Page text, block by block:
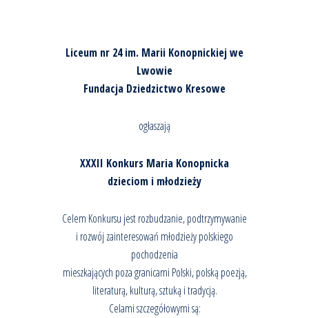
Liceum nr 24 im. Marii Konopnickiej we
Lwowie
Fundacja Dziedzictwo Kresowe
ogłaszają
XXXII Konkurs Maria Konopnicka
dzieciom i młodzieży
Celem Konkursu jest rozbudzanie, podtrzymywanie
i rozwój zainteresowań młodzieży polskiego
pochodzenia
mieszkających poza granicami Polski, polską poezją,
literaturą, kulturą, sztuką i tradycją.
Celami szczegółowymi są: